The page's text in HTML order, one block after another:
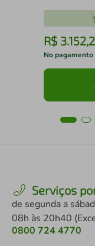
R$ 3.152,
No pagamento
Serviços
de segunda a
08h às 20h40
0800 724 4770